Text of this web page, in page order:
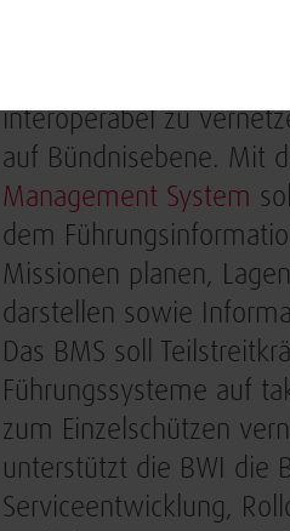
interoperabel zu
auf Bündnisebene. Mit
Management System
dem
Missionen planen,
darstellen sowie
Das BMS soll
Führungssysteme auf
zum Einzelschützen
unterstützt die BWI die
Serviceentwicklung,